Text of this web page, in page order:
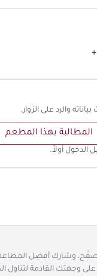
والرد على الزوار.
المطالبة بهذا المطعم
أولاً.
وشارك أفضل
وجهتك القادمة لتناول